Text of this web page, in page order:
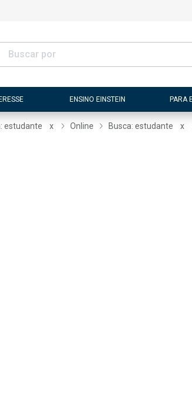
ENSINO EINSTEIN PARA
estudante x Online Busca: estudante x